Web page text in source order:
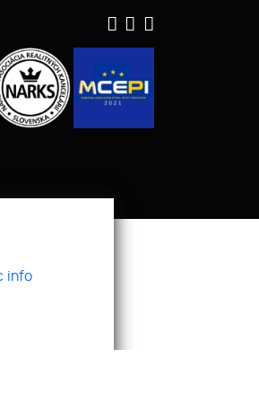
info